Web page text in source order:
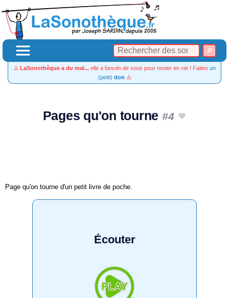
⚠️ LaSonothèque a du mal... elle a besoin de vous pour rester en vie ! Faites un
(petit) don ⚠️
Pages qu'on tourne #4
Page qu'on tourne d'un petit livre de poche.
Écouter